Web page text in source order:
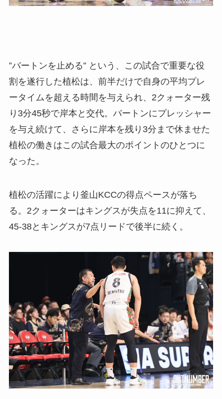
”バートンを止める” という、この試合で重要な役
割を遂行した植松は、前半だけで自身の平均プレ
ータイムを超える時間を与えられ、2クォーター残
り3分45秒で岸本と交代。バートンにプレッシャー
を与え続けて、さらに岸本を残り3分まで休ませた
植松の働きはこの試合最大のポイントのひとつに
なった。
植松の活躍により釜山KCCの得点ペースが落ち
る。2クォーターはキングスが失点を11に抑えて、
45-38とキングスが7点リードで後半に続く。